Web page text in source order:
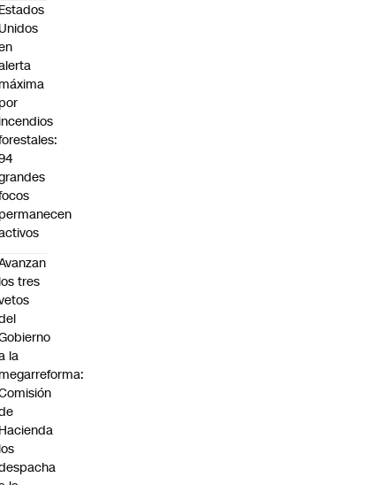
Estados
máxima
por
incendios
permanecen
los tres
la
megarreforma:
Hacienda
los